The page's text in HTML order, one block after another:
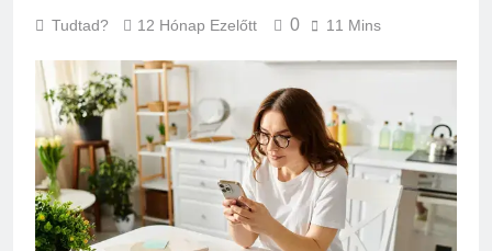
Mire jó a kollagén?
2 Nap Ezelőtt
Mennyi a végkielégítés?
2 Nap Ezelőtt
Mit jelent a magas
CRP?
3 Nap Ezelőtt
Mikor kell tetőt
cserélni?
Tudtad? 12 Hónap Ezelőtt 0 11 Mins